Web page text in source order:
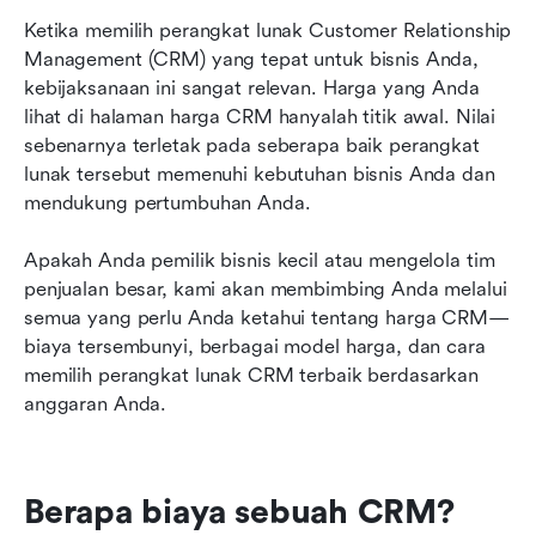
Ketika memilih perangkat lunak Customer Relationship
Management (CRM) yang tepat untuk bisnis Anda,
kebijaksanaan ini sangat relevan. Harga yang Anda
lihat di halaman harga CRM hanyalah titik awal. Nilai
sebenarnya terletak pada seberapa baik perangkat
lunak tersebut memenuhi kebutuhan bisnis Anda dan
mendukung pertumbuhan Anda.
Apakah Anda pemilik bisnis kecil atau mengelola tim
penjualan besar, kami akan membimbing Anda melalui
semua yang perlu Anda ketahui tentang harga CRM—
biaya tersembunyi, berbagai model harga, dan cara
memilih perangkat lunak CRM terbaik berdasarkan
anggaran Anda.
Berapa biaya sebuah CRM?
Pertanyaan yang sering diajukan
Kesimpulan: CRM yang sesuai dengan bisnis
dan anggaran Anda